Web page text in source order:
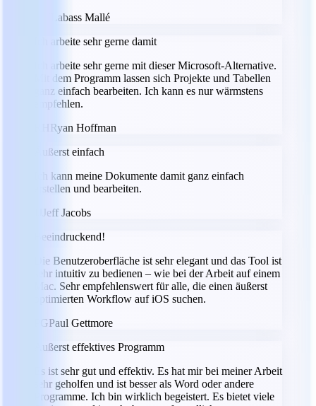
Labass Mallé
Ich arbeite sehr gerne damit
Ich arbeite sehr gerne mit dieser Microsoft-Alternative.
Mit dem Programm lassen sich Projekte und Tabellen
ganz einfach bearbeiten. Ich kann es nur wärmstens
empfehlen.
Ryan Hoffman
Äußerst einfach
Ich kann meine Dokumente damit ganz einfach
erstellen und bearbeiten.
Jeff Jacobs
Beeindruckend!
Die Benutzeroberfläche ist sehr elegant und das Tool ist
sehr intuitiv zu bedienen – wie bei der Arbeit auf einem
Mac. Sehr empfehlenswert für alle, die einen äußerst
optimierten Workflow auf iOS suchen.
PGPaul Gettmore
Äußerst effektives Programm
Es ist sehr gut und effektiv. Es hat mir bei meiner Arbeit
sehr geholfen und ist besser als Word oder andere
Programme. Ich bin wirklich begeistert. Es bietet viele